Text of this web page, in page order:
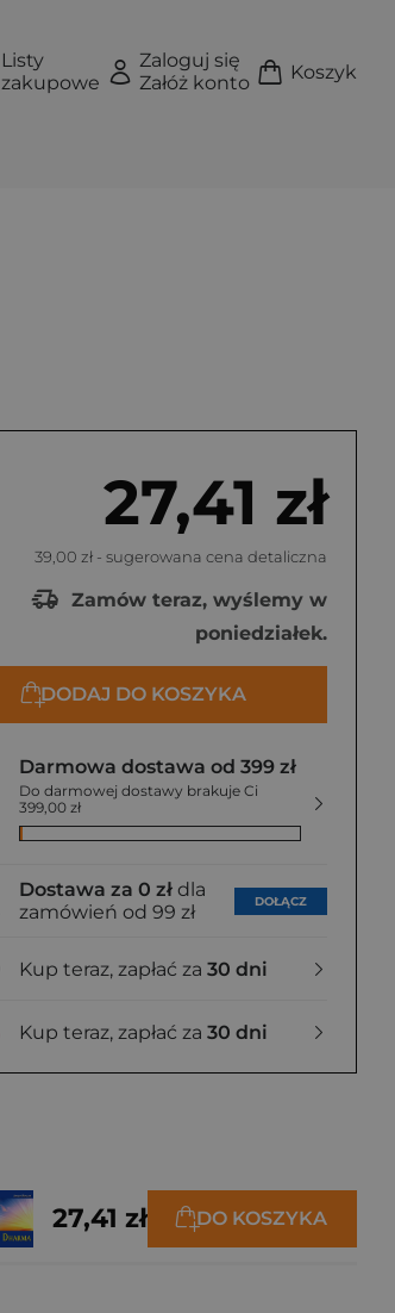
Listy
zakupowe
Zaloguj się
Załóż konto
Koszyk
27,41 zł
39,00 zł - sugerowana cena detaliczna
Zamów teraz, wyślemy w
poniedziałek.
DODAJ DO KOSZYKA
Darmowa dostawa od 399 zł
Do darmowej dostawy brakuje Ci
399,00 zł
Dostawa za 0 zł dla
zamówień od 99 zł
DOŁĄCZ
Kup teraz, zapłać za 30 dni
Kup teraz, zapłać za 30 dni
27,41 zł DO KOSZYKA